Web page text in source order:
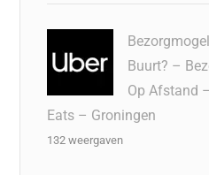
Buurt? –
Op Afstand
Eats – Groningen
132 weergaven